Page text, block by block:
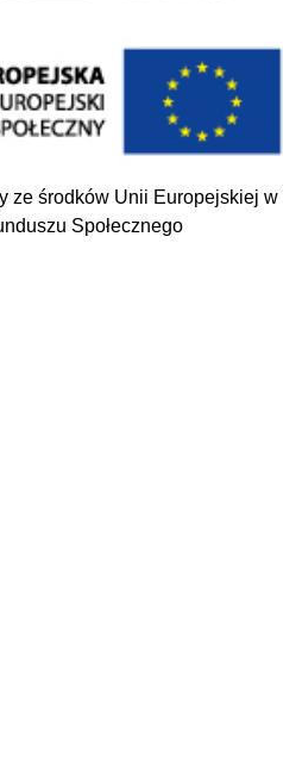
ze środków Unii Europejskiej w
Społecznego